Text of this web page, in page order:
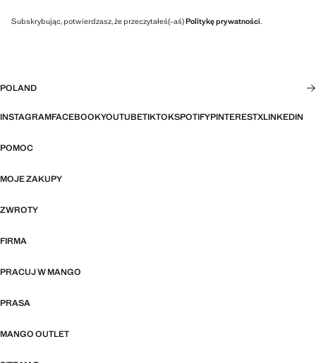
Subskrybując, potwierdzasz, że przeczytałeś(-aś)Politykę prywatności.
POLAND
INSTAGRAMFACEBOOKYOUTUBETIKTOKSPOTIFYPINTERESTXLINKEDIN
POMOC
MOJE ZAKUPY
ZWROTY
FIRMA
PRACUJ W MANGO
PRASA
MANGO OUTLET